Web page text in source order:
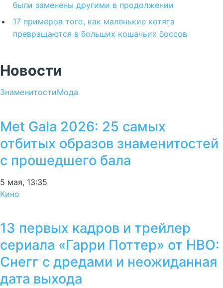
были заменены другими в продолжении
17 примеров того, как маленькие котята
превращаются в больших кошачьих боссов
Новости
ЗнаменитостиМода
Met Gala 2026: 25 самых
отбитых образов знаменитостей
с прошедшего бала
5 мая, 13:35
Кино
13 первых кадров и трейлер
сериала «Гарри Поттер» от HBO:
Снегг с дредами и неожиданная
дата выхода